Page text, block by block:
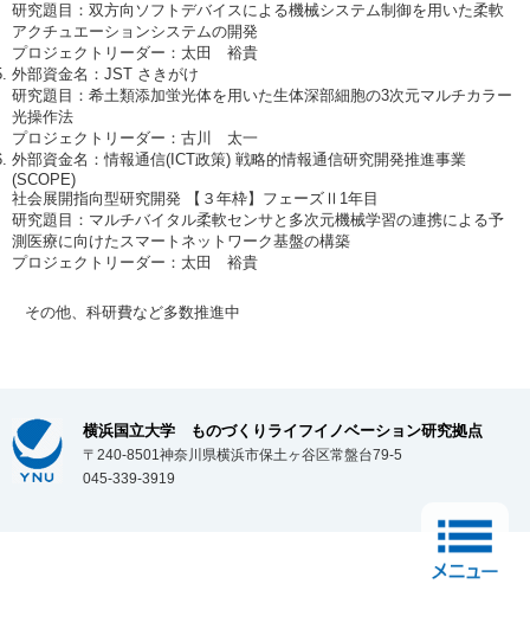
研究題目：双方向ソフトデバイスによる機械システム制御を用いた柔軟
アクチュエーションシステムの開発
プロジェクトリーダー：太田 裕貴
外部資金名：JST さきがけ
研究題目：希土類添加蛍光体を用いた生体深部細胞の3次元マルチカラー
光操作法
プロジェクトリーダー：古川 太一
外部資金名：情報通信(ICT政策) 戦略的情報通信研究開発推進事業
(SCOPE)
社会展開指向型研究開発 【３年枠】フェーズⅡ1年目
研究題目：マルチバイタル柔軟センサと多次元機械学習の連携による予
測医療に向けたスマートネットワーク基盤の構築
プロジェクトリーダー：太田 裕貴
その他、科研費など多数推進中
横浜国立大学 ものづくりライフイノベーション研究拠点
〒240-8501神奈川県横浜市保土ヶ谷区常盤台79-5
045-339-3919